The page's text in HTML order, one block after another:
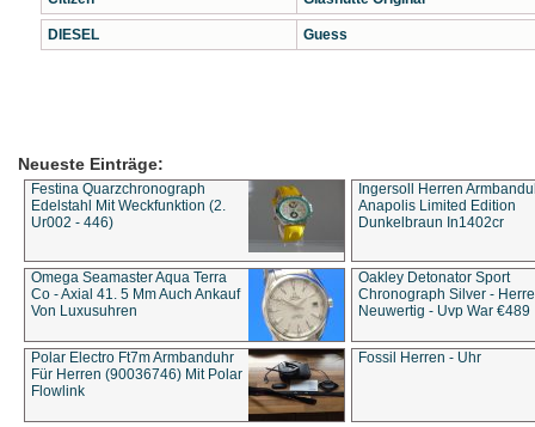
DIESEL Guess
Neueste Einträge:
Festina Quarzchronograph
Edelstahl Mit Weckfunktion (2.
Ur002 - 446)
Ingersoll Herren
Anapolis Limited Edition
Dunkelbraun In1402cr
Omega Seamaster Aqua Terra
Co - Axial 41. 5 Mm Auch Ankauf
Von Luxusuhren
Oakley Detonator Sport
Chronograph Silver -
Neuwertig - Uvp War €489
Polar Electro Ft7m Armbanduhr
Für Herren (90036746) Mit Polar
Flowlink
Fossil Herren - Uhr